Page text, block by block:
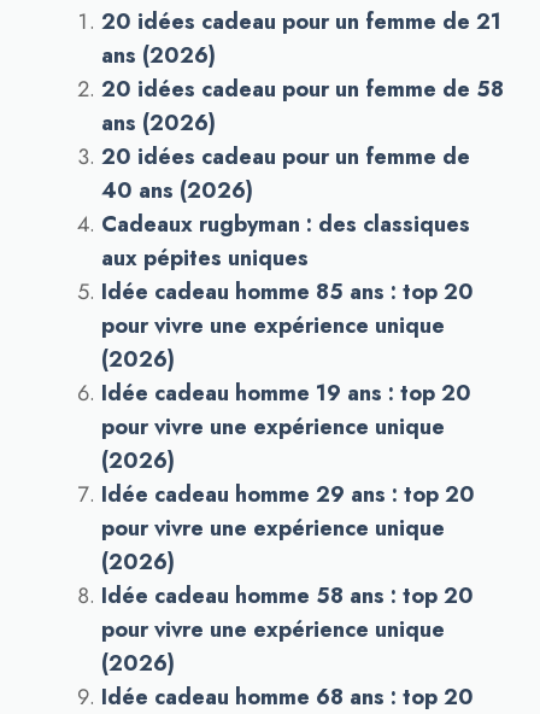
20 idées cadeau pour un femme de 21
ans (2026)
20 idées cadeau pour un femme de 58
ans (2026)
20 idées cadeau pour un femme de
40 ans (2026)
Cadeaux rugbyman : des classiques
aux pépites uniques
Idée cadeau homme 85 ans : top 20
pour vivre une expérience unique
(2026)
Idée cadeau homme 19 ans : top 20
pour vivre une expérience unique
(2026)
Idée cadeau homme 29 ans : top 20
pour vivre une expérience unique
(2026)
Idée cadeau homme 58 ans : top 20
pour vivre une expérience unique
(2026)
Idée cadeau homme 68 ans : top 20